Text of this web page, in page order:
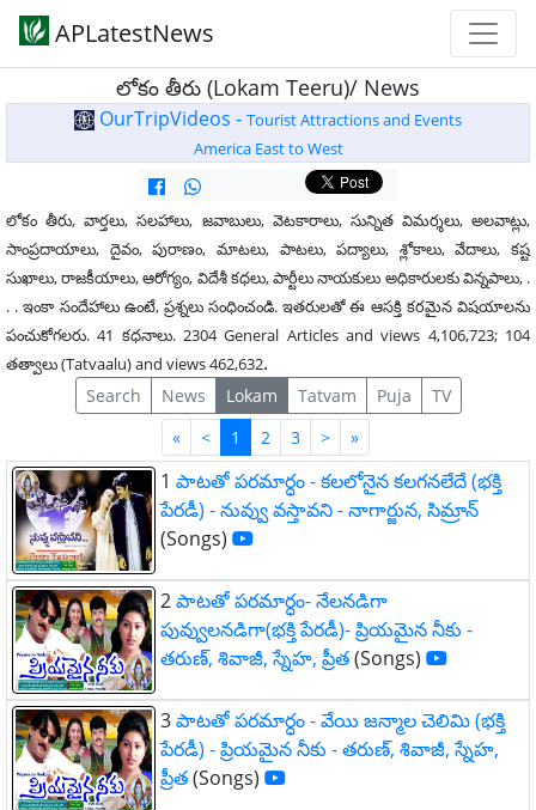
APLatestNews
లోకం తీరు (Lokam Teeru)/ News
OurTripVideos - Tourist Attractions and Events
America East to West
లోకం తీరు, వార్తలు, సలహాలు, జవాబులు, వెటకారాలు, సున్నిత విమర్శలు, అలవాట్లు,
సాంప్రదాయాలు, దైవం, పురాణం, మాటలు, పాటలు, పద్యాలు, శ్లోకాలు, వేదాలు, కష్ట
సుఖాలు, రాజకీయాలు, ఆరోగ్యం, విదేశీ కధలు, పార్టీలు నాయకులు అధికారులకు విన్నపాలు, .
. . ఇంకా సందేహాలు ఉంటే, ప్రశ్నలు సంధించండి. ఇతరులతో ఈ ఆసక్తి కరమైన విషయాలను
పంచుకోగలరు. 41 కధనాలు. 2304 General Articles and views 4,106,723; 104
తత్వాలు (Tatvaalu) and views 462,632.
Search News Lokam Tatvam Puja
TV
«First
< 1 2 3 > »Last
1 పాటతో పరమార్ధం - కలలోనైన కలగనలేదే (భక్తి
పేరడీ) - నువ్వు వస్తావని - నాగార్జున, సిమ్రాన్
(Songs)
2పాటతో పరమార్ధం- నేలనడిగా
పువ్వులనడిగా(భక్తి పేరడీ)- ప్రియమైన నీకు -
తరుణ్, శివాజీ, స్నేహ, ప్రీత(Songs)
3పాటతో పరమార్ధం - వేయి జన్మాల చెలిమి (భక్తి
పేరడీ) - ప్రియమైన నీకు - తరుణ్, శివాజీ, స్నేహ,
ప్రీత(Songs)